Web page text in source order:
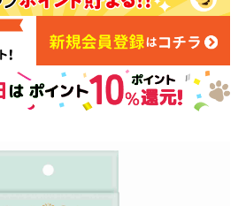
キャットフード
服・おさんぽ用品